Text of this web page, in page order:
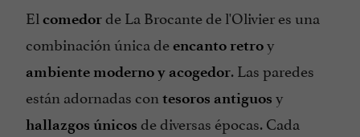
El comedorde La Brocante de l'Olivier es una
combinación única deencanto retroy
ambiente moderno y acogedor. Las paredes
están adornadas con tesoros antiguos y
hallazgos únicos de diversas épocas. Cada